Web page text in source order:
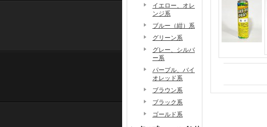
イエロー、オレ
ンジ系
ブルー（紺）系
グリーン系
グレー、シルバ
ー系
パープル、バイ
オレッド系
ブラウン系
ブラック系
ゴールド系